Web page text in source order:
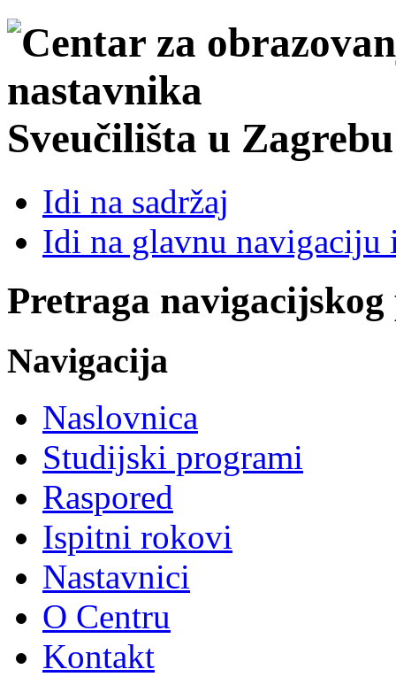
Sveučilišta u Zagrebu
Idi na sadržaj
Idi na glavnu navigaciju
Pretraga
Navigacija
Naslovnica
Studijski programi
Raspored
Ispitni rokovi
Nastavnici
O Centru
Kontakt